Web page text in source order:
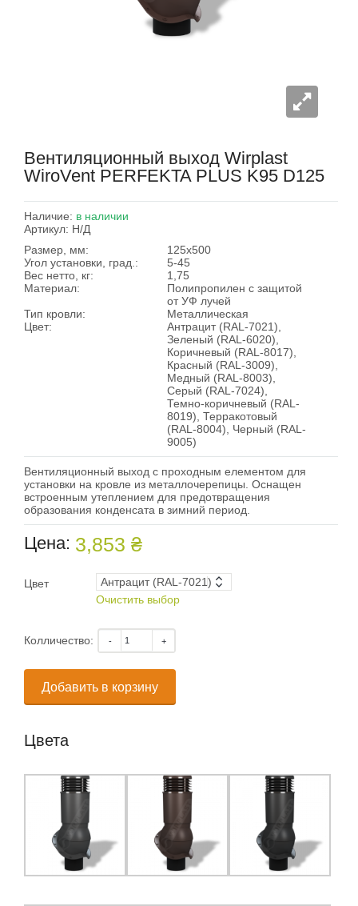
Вентиляционный выход Wirplast
WiroVent PERFEKTA PLUS K95 D125
Наличие: в наличии
Артикул: Н/Д
Размер, мм:
125х500
Угол установки, град.:
5-45
Вес нетто, кг:
1,75
Материал:
Полипропилен с защитой
от УФ лучей
Тип кровли:
Металлическая
Цвет:
Антрацит (RAL-7021),
Зеленый (RAL-6020),
Коричневый (RAL-8017),
Красный (RAL-3009),
Медный (RAL-8003),
Серый (RAL-7024),
Темно-коричневый (RAL-
8019), Терракотовый
(RAL-8004), Черный (RAL-
9005)
Вентиляционный выход с проходным елементом для
установки на кровле из металлочерепицы. Оснащен
встроенным утеплением для предотвращения
образования конденсата в зимний период.
Цена: 3,853 ₴
Цвет
Очистить выбор
Колличество:
Добавить в корзину
Цвета